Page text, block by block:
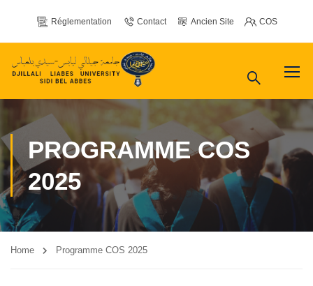
Réglementation Contact Ancien Site COS
PROGRAMME COS
2025
Home Programme COS 2025